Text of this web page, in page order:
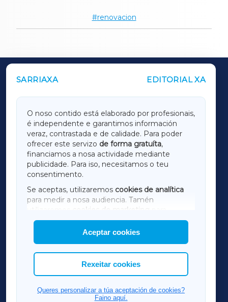
renovacion
SARRIAXA EDITORIAL XA
O noso contido está elaborado por profesionais,
é independente e garantimos información
veraz, contrastada e de calidade. Para poder
ofrecer este servizo de forma gratuíta,
financiamos a nosa actividade mediante
publicidade. Para iso, necesitamos o teu
consentimento.
Se aceptas, utilizaremos cookies de analítica
para medir a nosa audiencia. Tamén
utilizaremos
cookies de marketing
mostrar publicidade de terceiros.
Así mesmo, podes personalizar a elección das
cookies que desexas permitir.
Aceptar cookies
Rexeitar cookies
Queres personalizar a túa aceptación de cookies?
Faino aquí.
OUTROS PERIÓDICOS
LUGOXA
TERRACHAXA
AMARIÑAXA
RIBEIRASACRAXA
ACORUÑAXA
FERROLXA